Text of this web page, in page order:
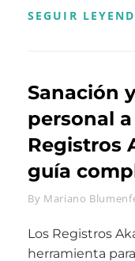
SEGUIR
Sanación
personal
Registros
guía
By Byline
Mariano
Los Registros
herramienta